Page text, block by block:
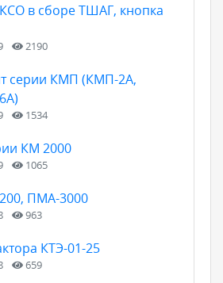
в сборе ТШАГ, кнопка
2190
серии КМП (КМП-2А,
1534
КМ 2000
1065
ПМА-3000
963
КТЭ-01-25
659